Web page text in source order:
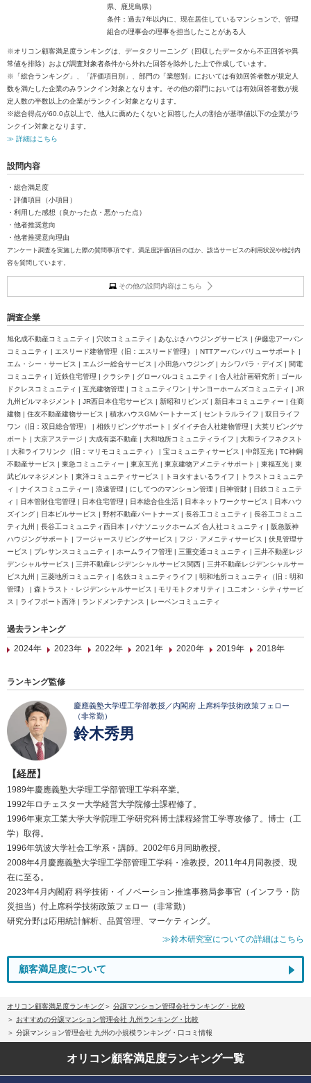
県、鹿児島県）
条件：過去7年以内に、現在居住しているマンションで、管理
組合の理事会の理事を担当したことがある人
※オリコン顧客満足度ランキングは、データクリーニング（回収したデータから不正回答や異
常値を排除）および調査対象者条件から外れた回答を除外した上で作成しています。
※「総合ランキング」、「評価項目別」、部門の「業態別」においては有効回答者数が規定人
数を満たした企業のみランクイン対象となります。その他の部門においては有効回答者数が規
定人数の半数以上の企業がランクイン対象となります。
※総合得点が60.0点以上で、他人に薦めたくないと回答した人の割合が基準値以下の企業がラ
ンクイン対象となります。
≫ 詳細はこちら
設問内容
・総合満足度
・評価項目（小項目）
・利用した感想（良かった点・悪かった点）
・他者推奨意向
・他者推奨意向理由
アンケート調査を実施した際の質問事項です。満足度評価項目のほか、該当サービスの利用状況や検討内
容を質問しています。
その他の設問内容はこちら
調査企業
旭化成不動産コミュニティ | 穴吹コミュニティ | あなぶきハウジングサービス | 伊藤忠アーバン
コミュニティ | エスリード建物管理（旧：エスリード管理） | NTTアーバンバリューサポート |
エム・シー・サービス | エムジー総合サービス | 小田急ハウジング | カシワバラ・デイズ | 関電
コミュニティ | 近鉄住宅管理 | クラシテ | グローバルコミュニティ | 合人社計画研究所 | ゴール
ドクレスコミュニティ | 互光建物管理 | コミュニティワン | サンヨーホームズコミュニティ | JR
九州ビルマネジメント | JR西日本住宅サービス | 新昭和リビンズ | 新日本コミュニティー | 住商
建物 | 住友不動産建物サービス | 積水ハウスGMパートナーズ | セントラルライフ | 双日ライフ
ワン（旧：双日総合管理） | 相鉄リビングサポート | ダイイチ合人社建物管理 | 大英リビングサ
ポート | 大京アステージ | 大成有楽不動産 | 大和地所コミュニティライフ | 大和ライフネクスト
| 大和ライフリンク（旧：マリモコミュニティ） | 宝コミュニティサービス | 中部互光 | TC神鋼
不動産サービス | 東急コミュニティー | 東京互光 | 東京建物アメニティサポート | 東福互光 | 東
武ビルマネジメント | 東洋コミュニティサービス | トヨタすまいるライフ | トラストコミュニテ
ィ | ナイスコミュニティー | 浪速管理 | にしてつのマンション管理 | 日神管財 | 日鉄コミュニテ
ィ | 日本管財住宅管理 | 日本住宅管理 | 日本総合住生活 | 日本ネットワークサービス | 日本ハウ
ズイング | 日本ビルサービス | 野村不動産パートナーズ | 長谷工コミュニティ | 長谷工コミュニ
ティ九州 | 長谷工コミュニティ西日本 | パナソニックホームズ 合人社コミュニティ | 阪急阪神
ハウジングサポート | フージャースリビングサービス | フジ・アメニティサービス | 伏見管理サ
ービス | プレサンスコミュニティ | ホームライフ管理 | 三重交通コミュニティ | 三井不動産レジ
デンシャルサービス | 三井不動産レジデンシャルサービス関西 | 三井不動産レジデンシャルサー
ビス九州 | 三菱地所コミュニティ | 名鉄コミュニティライフ | 明和地所コミュニティ（旧：明和
管理） | 森トラスト・レジデンシャルサービス | モリモトクオリティ | ユニオン・シティサービ
ス | ライフポート西洋 | ランドメンテナンス | レーベンコミュニティ
過去ランキング
2024年
2023年 2022年 2021年 2020年 2019年 2018年
ランキング監修
慶應義塾大学理工学部教授／内閣府 上席科学技術政策フェロー
（非常勤）
鈴木秀男
【経歴】
1989年慶應義塾大学理工学部管理工学科卒業。
1992年ロチェスター大学経営大学院修士課程修了。
1996年東京工業大学大学院理工学研究科博士課程経営工学専攻修了。博士（工
学）取得。
1996年筑波大学社会工学系・講師。2002年6月同助教授。
2008年4月慶應義塾大学理工学部管理工学科・准教授。2011年4月同教授、現
在に至る。
2023年4月内閣府 科学技術・イノベーション推進事務局参事官（インフラ・防
災担当）付上席科学技術政策フェロー（非常勤）
研究分野は応用統計解析、品質管理、マーケティング。
≫鈴木研究室についての詳細はこちら
顧客満足度について
オリコン顧客満足度ランキング
分譲マンション管理会社ランキング・比較
おすすめの分譲マンション管理会社 九州ランキング・比較
分譲マンション管理会社 九州の小規模ランキング・口コミ情報
オリコン顧客満足度ランキング一覧